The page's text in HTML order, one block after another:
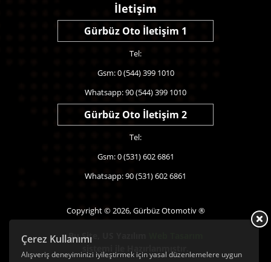
Çerez Kullanımı
Alışveriş deneyiminizi iyileştirmek için yasal düzenlemelere uygun
İletişim
Gürbüz Oto İletişim 1
Tel:
Gsm: 0 (544) 399 1010
Whatsapp: 90 (544) 399 1010
Gürbüz Oto İletişim 2
Tel:
Gsm: 0 (531) 602 6861
Whatsapp: 90 (531) 602 6861
Copyright © 2026, Gürbüz Otomotiv ®
Bu Site,